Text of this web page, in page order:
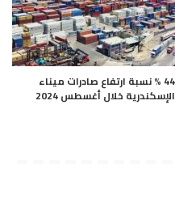
44 % نسبة ارتفاع صادرات ميناء
الإسكندرية خلال أغسطس 2024